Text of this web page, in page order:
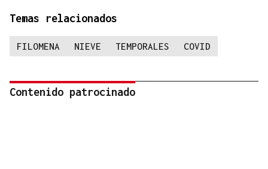
Temas relacionados
FILOMENA NIEVE TEMPORALES COVID
Contenido patrocinado